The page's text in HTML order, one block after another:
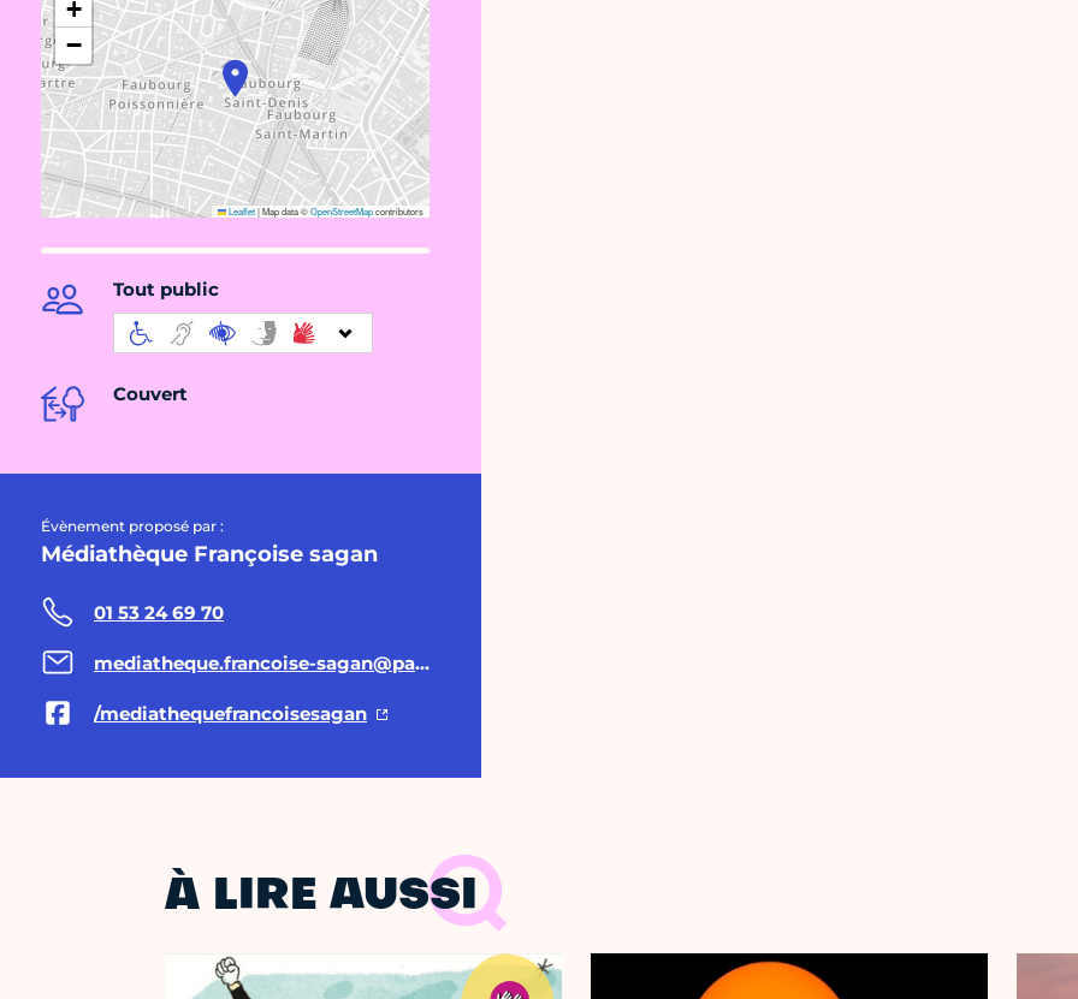
+
−
Leaflet|Map data ©OpenStreetMapcontributors
Tout public
Couvert
Évènement proposé par :
Médiathèque Françoise sagan
01 53 24 69 70
mediatheque.francoise-sagan@paris.fr
/mediathequefrancoisesagan
À LIRE AUSSI